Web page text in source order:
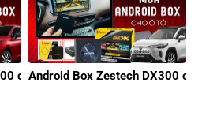
cho xe Honda
Android Box Zestech DX300